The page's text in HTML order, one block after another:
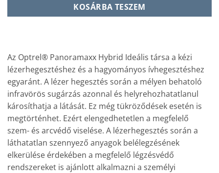
KOSÁRBA TESZEM
Az Optrel® Panoramaxx Hybrid Ideális társa a kézi
lézerhegesztéshez és a hagyományos ívhegesztéshez
egyaránt. A lézer hegesztés során a mélyen behatoló
infravörös sugárzás azonnal és helyrehozhatatlanul
károsíthatja a látását. Ez még tükröződések esetén is
megtörténhet. Ezért elengedhetetlen a megfelelő
szem- és arcvédő viselése. A lézerhegesztés során a
láthatatlan szennyező anyagok belélegzésének
elkerülése érdekében a megfelelő légzésvédő
rendszereket is ajánlott alkalmazni a személyi